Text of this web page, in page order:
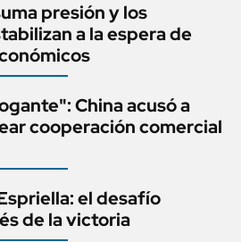
presión y los
a la espera de
China acusó a
cooperación comercial
el desafío
de la victoria